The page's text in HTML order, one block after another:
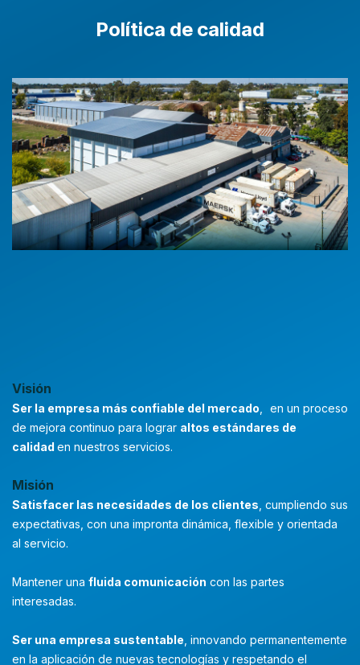
Política de calidad
Visión
Ser la empresa más confiable del mercado
en un proceso
de mejora continuo para lograr altos estándares de
calidad en nuestros servicios.
Misión
Satisfacer las necesidades de los clientes , cumpliendo sus
expectativas, con una impronta dinámica, flexible y orientada
al servicio.
Mantener una fluida comunicación con las partes
interesadas.
Ser una empresa sustentable , innovando permanentemente
en la aplicación de nuevas tecnologías y respetando el